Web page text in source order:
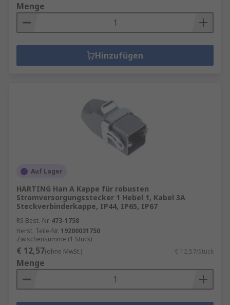
Menge
Hinzufügen
Auf Lager
HARTING Han A Kappe für robusten
Stromversorgungsstecker 1 Hebel 1, Kabel 3A
Steckverbinderkappe, IP44, IP65, IP67
RS Best.-Nr. 473-1758
Herst. Teile-Nr. 19200031750
Zwischensumme (1 Stück)
€ 12,57(ohne MwSt.) € 12,57/Stück
Menge